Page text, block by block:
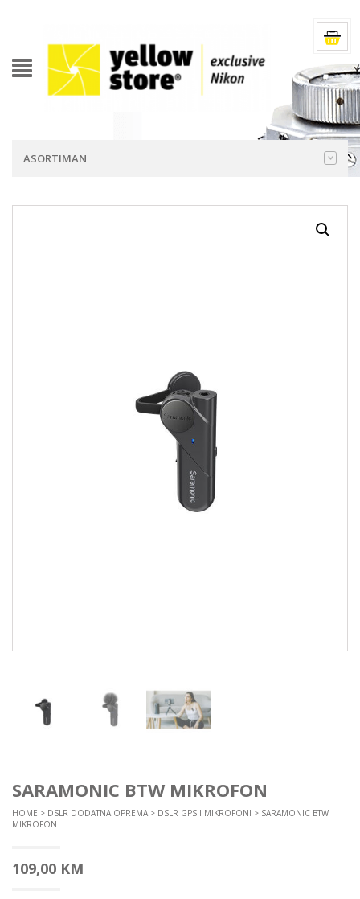
ASORTIMAN
SARAMONIC BTW MIKROFON
HOME > DSLR DODATNA OPREMA > DSLR GPS I MIKROFONI > SARAMONIC BTW
MIKROFON
109,00 KM